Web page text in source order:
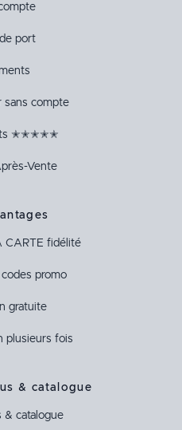
port
sans compte
✭✭✭✭✭
Vente
CARTE fidélité
promo
gratuite
plusieurs fois
& catalogue
& catalogue